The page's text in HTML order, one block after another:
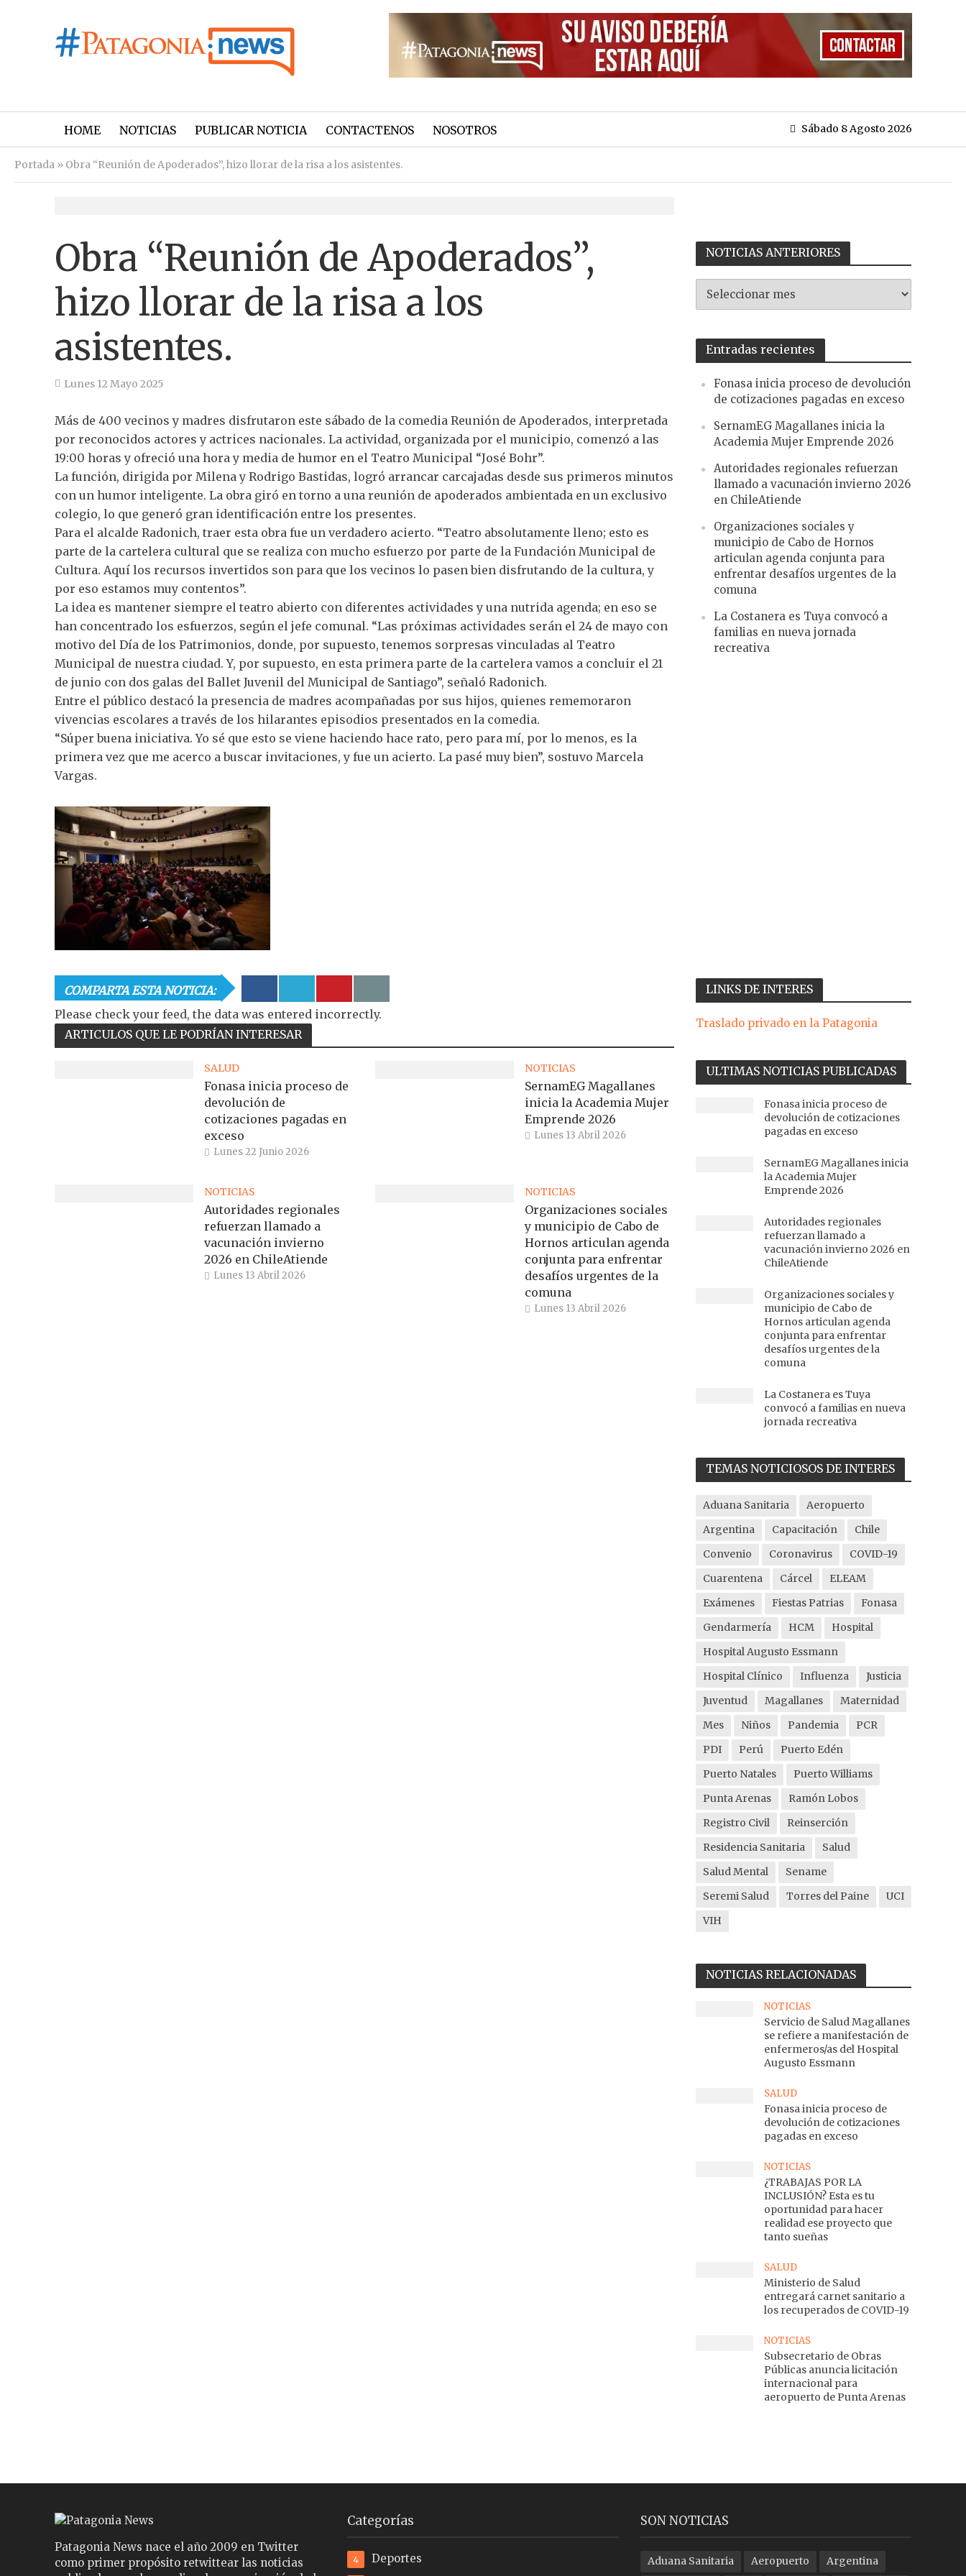
HOME NOTICIAS PUBLICAR NOTICIA CONTACTENOS NOSOTROS Sábado 8 Agosto 2026
Portada » Obra “Reunión de Apoderados”, hizo llorar de la risa a los asistentes.
Obra “Reunión de Apoderados”,
hizo llorar de la risa a los
asistentes.
Lunes 12 Mayo 2025
Más de 400 vecinos y madres disfrutaron este sábado de la comedia Reunión de Apoderados, interpretada
por reconocidos actores y actrices nacionales. La actividad, organizada por el municipio, comenzó a las
19:00 horas y ofreció una hora y media de humor en el Teatro Municipal “José Bohr”.
La función, dirigida por Milena y Rodrigo Bastidas, logró arrancar carcajadas desde sus primeros minutos
con un humor inteligente. La obra giró en torno a una reunión de apoderados ambientada en un exclusivo
colegio, lo que generó gran identificación entre los presentes.
Para el alcalde Radonich, traer esta obra fue un verdadero acierto. “Teatro absolutamente lleno; esto es
parte de la cartelera cultural que se realiza con mucho esfuerzo por parte de la Fundación Municipal de
Cultura. Aquí los recursos invertidos son para que los vecinos lo pasen bien disfrutando de la cultura, y
por eso estamos muy contentos”.
La idea es mantener siempre el teatro abierto con diferentes actividades y una nutrida agenda; en eso se
han concentrado los esfuerzos, según el jefe comunal. “Las próximas actividades serán el 24 de mayo con
motivo del Día de los Patrimonios, donde, por supuesto, tenemos sorpresas vinculadas al Teatro
Municipal de nuestra ciudad. Y, por supuesto, en esta primera parte de la cartelera vamos a concluir el 21
de junio con dos galas del Ballet Juvenil del Municipal de Santiago”, señaló Radonich.
Entre el público destacó la presencia de madres acompañadas por sus hijos, quienes rememoraron
vivencias escolares a través de los hilarantes episodios presentados en la comedia.
“Súper buena iniciativa. Yo sé que esto se viene haciendo hace rato, pero para mí, por lo menos, es la
primera vez que me acerco a buscar invitaciones, y fue un acierto. La pasé muy bien”, sostuvo Marcela
Vargas.
COMPARTA ESTA NOTICIA:
Please check your feed, the data was entered incorrectly.
ARTICULOS QUE LE PODRÍAN INTERESAR
SALUD
Fonasa inicia proceso de
devolución de
cotizaciones pagadas en
exceso
Lunes 22 Junio 2026
NOTICIAS
SernamEG Magallanes
inicia la Academia Mujer
Emprende 2026
Lunes 13 Abril 2026
NOTICIAS
Autoridades regionales
refuerzan llamado a
vacunación invierno
2026 en ChileAtiende
Lunes 13 Abril 2026
NOTICIAS
Organizaciones sociales
y municipio de Cabo de
Hornos articulan agenda
conjunta para enfrentar
desafíos urgentes de la
comuna
Lunes 13 Abril 2026
NOTICIAS ANTERIORES
NOTICIAS
ANTERIORES
Entradas recientes
Fonasa inicia proceso de devolución
de cotizaciones pagadas en exceso
SernamEG Magallanes inicia la
Academia Mujer Emprende 2026
Autoridades regionales refuerzan
llamado a vacunación invierno 2026
en ChileAtiende
Organizaciones sociales y
municipio de Cabo de Hornos
articulan agenda conjunta para
enfrentar desafíos urgentes de la
comuna
La Costanera es Tuya convocó a
familias en nueva jornada
recreativa
LINKS DE INTERES
Traslado privado en la Patagonia
ULTIMAS NOTICIAS PUBLICADAS
Fonasa inicia proceso de
devolución de cotizaciones
pagadas en exceso
SernamEG Magallanes inicia
la Academia Mujer
Emprende 2026
Autoridades regionales
refuerzan llamado a
vacunación invierno 2026 en
ChileAtiende
Organizaciones sociales y
municipio de Cabo de
Hornos articulan agenda
conjunta para enfrentar
desafíos urgentes de la
comuna
La Costanera es Tuya
convocó a familias en nueva
jornada recreativa
TEMAS NOTICIOSOS DE INTERES
Aduana Sanitaria
Aeropuerto
Argentina
Capacitación
Chile
Convenio
Coronavirus
COVID-19
Cuarentena
Cárcel
ELEAM
Exámenes
Fiestas Patrias
Fonasa
Gendarmería
HCM
Hospital
Hospital Augusto Essmann
Hospital Clínico
Influenza
Justicia
Juventud
Magallanes
Maternidad
Mes
Niños Pandemia
PCR
PDI
Perú
Puerto Edén
Puerto Natales
Puerto Williams
Punta Arenas
Ramón Lobos
Registro Civil
Reinserción
Residencia Sanitaria
Salud
Salud Mental
Sename
Seremi Salud
Torres del Paine
UCI
VIH
NOTICIAS RELACIONADAS
NOTICIAS
Servicio de Salud Magallanes
se refiere a manifestación de
enfermeros/as del Hospital
Augusto Essmann
SALUD
Fonasa inicia proceso de
devolución de cotizaciones
pagadas en exceso
NOTICIAS
¿TRABAJAS POR LA
INCLUSIÓN? Esta es tu
oportunidad para hacer
realidad ese proyecto que
tanto sueñas
SALUD
Ministerio de Salud
entregará carnet sanitario a
los recuperados de COVID-19
NOTICIAS
Subsecretario de Obras
Públicas anuncia licitación
internacional para
aeropuerto de Punta Arenas
Patagonia News nace el año 2009 en Twitter
como primer propósito retwittear las noticias
Categorías
Deportes
4
SON NOTICIAS
Aduana Sanitaria Aeropuerto Argentina